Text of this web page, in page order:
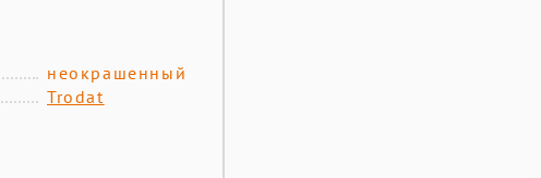
неокрашенный
Trodat